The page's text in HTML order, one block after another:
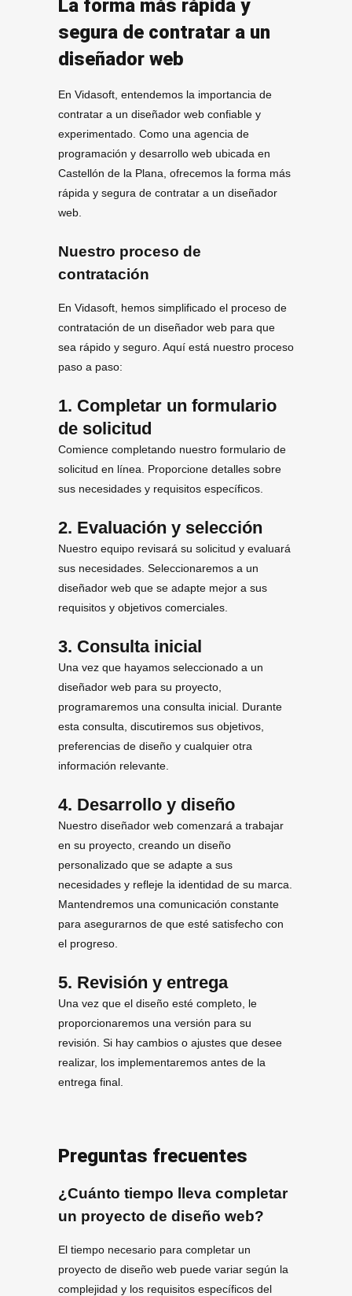
La forma más rápida y
segura de contratar a un
diseñador web
En Vidasoft, entendemos la importancia de
contratar a un diseñador web confiable y
experimentado. Como una agencia de
programación y desarrollo web ubicada en
Castellón de la Plana, ofrecemos la forma más
rápida y segura de contratar a un diseñador
web.
Nuestro proceso de
contratación
En Vidasoft, hemos simplificado el proceso de
contratación de un diseñador web para que
sea rápido y seguro. Aquí está nuestro proceso
paso a paso:
1. Completar un formulario
de solicitud
Comience completando nuestro formulario de
solicitud en línea. Proporcione detalles sobre
sus necesidades y requisitos específicos.
2. Evaluación y selección
Nuestro equipo revisará su solicitud y evaluará
sus necesidades. Seleccionaremos a un
diseñador web que se adapte mejor a sus
requisitos y objetivos comerciales.
3. Consulta inicial
Una vez que hayamos seleccionado a un
diseñador web para su proyecto,
programaremos una consulta inicial. Durante
esta consulta, discutiremos sus objetivos,
preferencias de diseño y cualquier otra
información relevante.
4. Desarrollo y diseño
Nuestro diseñador web comenzará a trabajar
en su proyecto, creando un diseño
personalizado que se adapte a sus
necesidades y refleje la identidad de su marca.
Mantendremos una comunicación constante
para asegurarnos de que esté satisfecho con
el progreso.
5. Revisión y entrega
Una vez que el diseño esté completo, le
proporcionaremos una versión para su
revisión. Si hay cambios o ajustes que desee
realizar, los implementaremos antes de la
entrega final.
Preguntas frecuentes
¿Cuánto tiempo lleva completar
un proyecto de diseño web?
El tiempo necesario para completar un
proyecto de diseño web puede variar según la
complejidad y los requisitos específicos del